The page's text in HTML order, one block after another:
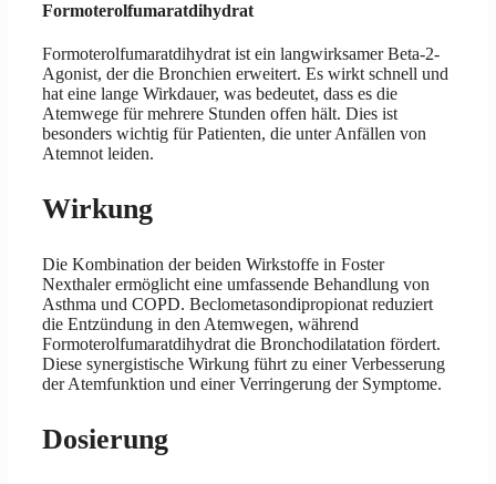
Formoterolfumaratdihydrat
Formoterolfumaratdihydrat ist ein langwirksamer Beta-2-
Agonist, der die Bronchien erweitert. Es wirkt schnell und
hat eine lange Wirkdauer, was bedeutet, dass es die
Atemwege für mehrere Stunden offen hält. Dies ist
besonders wichtig für Patienten, die unter Anfällen von
Atemnot leiden.
Wirkung
Die Kombination der beiden Wirkstoffe in Foster
Nexthaler ermöglicht eine umfassende Behandlung von
Asthma und COPD. Beclometasondipropionat reduziert
die Entzündung in den Atemwegen, während
Formoterolfumaratdihydrat die Bronchodilatation fördert.
Diese synergistische Wirkung führt zu einer Verbesserung
der Atemfunktion und einer Verringerung der Symptome.
Dosierung